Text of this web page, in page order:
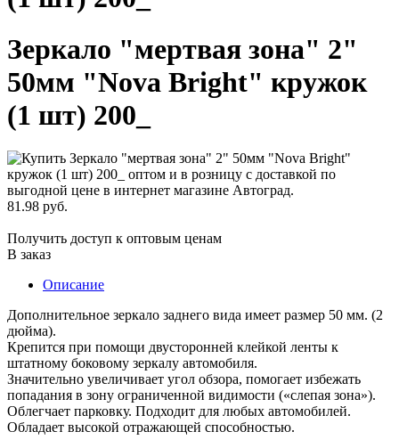
Зеркало "мертвая зона" 2"
50мм "Nova Bright" кружок
(1 шт) 200_
81.98 руб.
Получить доступ к оптовым ценам
В заказ
Описание
Дополнительное зеркало заднего вида имеет размер 50 мм. (2
дюйма).
Крепится при помощи двусторонней клейкой ленты к
штатному боковому зеркалу автомобиля.
Значительно увеличивает угол обзора, помогает избежать
попадания в зону ограниченной видимости («слепая зона»).
Облегчает парковку. Подходит для любых автомобилей.
Обладает высокой отражающей способностью.